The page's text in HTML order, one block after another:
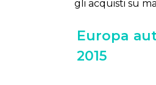
gli ac­qui­sti su
Europa
2015